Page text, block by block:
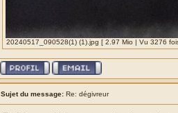
20240517_090528(1) (1).jpg [ 2.97 Mio | Vu 3276
Sujet du message: Re: dégivreur